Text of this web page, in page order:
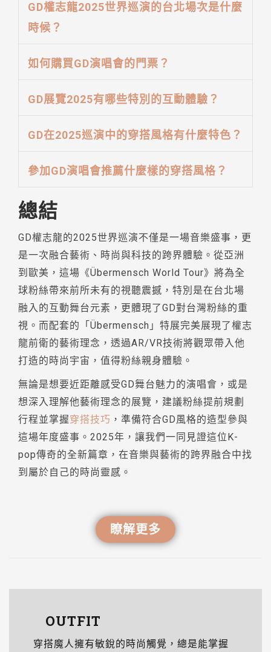
GD權志龍2025世界巡演的台北場次是什麼
時候？
如何購買GD演唱會的門票？
GD展覽2025有哪些特別的互動體驗？
GD在2025巡演中的穿搭風格有什麼特色？
參加GD演唱會推薦什麼樣的穿搭風格？
總結
GD權志龍的2025世界巡演不僅是一場音樂盛事，更
是一次融合藝術、時尚與科技的跨界體驗。從亞洲
到歐美，這場《Übermensch World Tour》將為全
球粉絲帶來前所未有的視聽震撼，特別是在台北場
融入的互動舞台元素，更體現了GD對台灣粉絲的重
視。而配套的「Übermensch」特展完美展現了權志
龍前衛的藝術理念，透過AR/VR技術將觀眾帶入他
打造的時尚宇宙，值得粉絲親身體驗。
無論是想要近距離感受GD舞台魅力的演唱會，或是
想深入理解他藝術理念的展覽，建議粉絲提前規劃
行程並掌握穿搭技巧 ，準備符合GD風格的造型參與
這場年度盛事。2025年，讓我們一同見證這位K-
pop傳奇的全新篇章，在音樂與藝術的跨界融合中找
到屬於自己的時尚靈感。
瞭解更多
OUTFIT
穿搭魔人擁有敏銳的時尚觸覺，總是能掌握